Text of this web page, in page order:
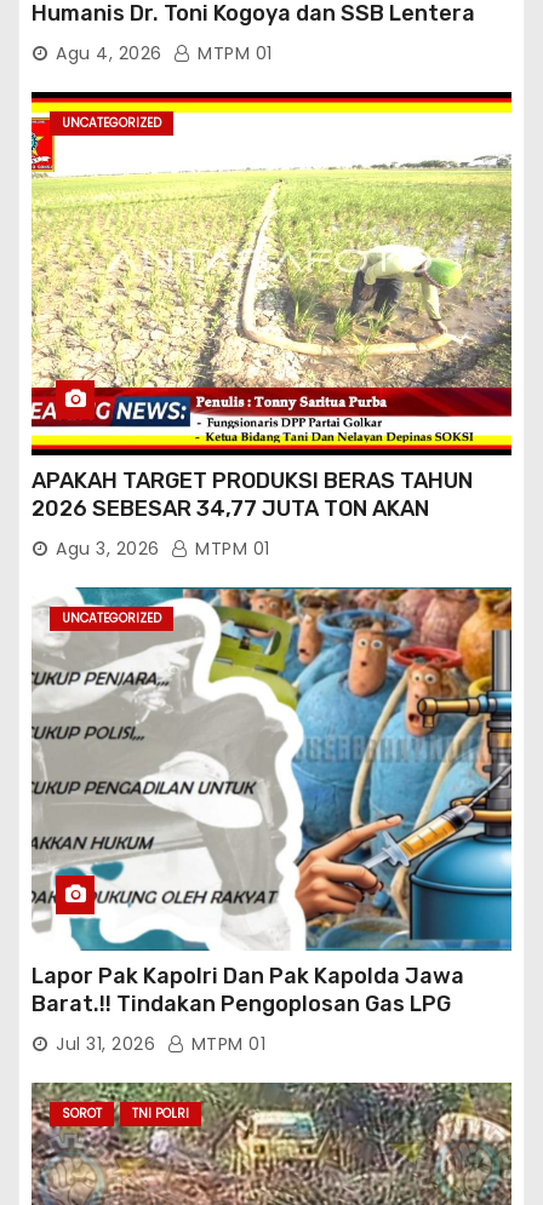
Humanis Dr. Toni Kogoya dan SSB Lentera
TimurAgu 4, 2026 MTPM 01
UNCATEGORIZED
APAKAH TARGET PRODUKSI BERAS TAHUN
2026 SEBESAR 34,77 JUTA TON AKAN
TERCAPAI ?
Agu 3, 2026 MTPM 01
UNCATEGORIZED
Lapor Pak Kapolri Dan Pak Kapolda Jawa
Barat.!! Tindakan Pengoplosan Gas LPG
Bersubsidi Marak Terjadi Di Kabupaten Bogor
Persisnya di Babakan Madang: Tim
Aktifis/Jurnalis Meminta Pimpinan Polri Beri
Atensi Penindakan Sampai Penangkapan
Terhadap Pelaku
Jul 31, 2026 MTPM 01
SOROT TNI POLRI